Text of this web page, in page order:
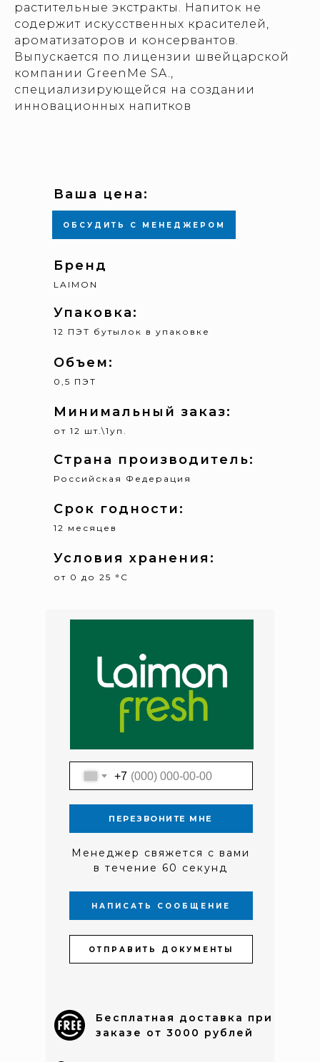
растительные экстракты. Напиток не
содержит искусственных красителей,
ароматизаторов и консервантов.
Выпускается по лицензии швейцарской
компании GreenMe SA.,
специализирующейся на создании
инновационных напитков
Ваша цена:
Бренд
LAIMON
ОБСУДИТЬ С МЕНЕДЖЕРОМ
Упаковка:
12 ПЭТ бутылок в упаковке
Объем:
0,5 ПЭТ
Минимальный заказ:
от 12 шт.\1уп.
Страна производитель:
Российская Федерация
Срок годности:
12 месяцев
Условия хранения:
от 0 до 25 °С
+7
ПЕРЕЗВОНИТЕ МНЕ
Менеджер свяжется с вами
в течение 60 секунд
НАПИСАТЬ СООБЩЕНИЕ
ОТПРАВИТЬ ДОКУМЕНТЫ
Бесплатная доставка при
заказе от 3000 рублей